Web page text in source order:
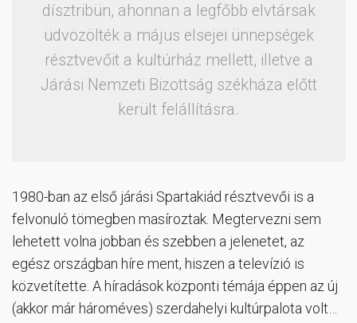
dísztribün, ahonnan a legfőbb elvtársak
üdvözölték a május elsejei ünnepségek
résztvevőit a kultúrház mellett, illetve a
Járási Nemzeti Bizottság székháza előtt
került felállításra.
1980-ban az első járási Spartakiád résztvevői is a
felvonuló tömegben masíroztak. Megtervezni sem
lehetett volna jobban és szebben a jelenetet, az
egész országban híre ment, hiszen a televízió is
közvetítette. A híradások központi témája éppen az új
(akkor már hároméves) szerdahelyi kultúrpalota volt…